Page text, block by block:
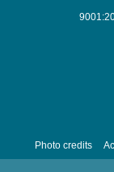
Photo credits